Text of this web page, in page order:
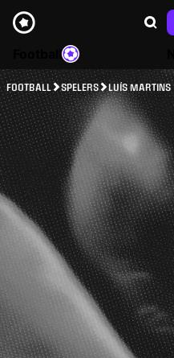
FOOTBALL SPELERS LUÍS MARTINS